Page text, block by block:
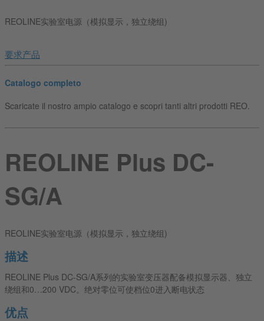
REOLINE实验室电源（模拟显示，独立绕组)
要求产品
Catalogo completo
Scaricate il nostro ampio catalogo e scopri tanti altri prodotti REO.
REOLINE Plus DC-
SG/A
REOLINE实验室电源（模拟显示，独立绕组)
描述
REOLINE Plus DC-SG/A系列的实验室变压器配备模拟显示器、独立
绕组和0…200 VDC。绝对零位可使档位0进入断电状态
优点